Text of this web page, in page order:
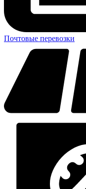
Почтовые перевозки